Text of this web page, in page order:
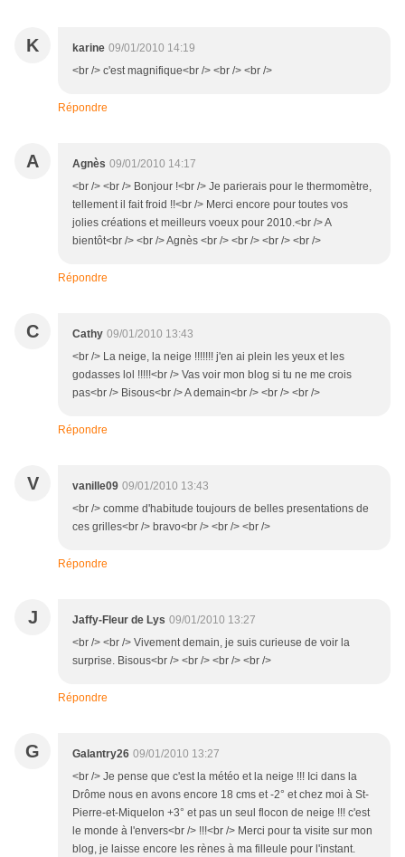
K karine 09/01/2010 14:19
<br /> c'est magnifique<br /> <br /> <br />
Répondre
A Agnès 09/01/2010 14:17
<br /> <br /> Bonjour !<br /> Je parierais pour le thermomètre,
tellement il fait froid !!<br /> Merci encore pour toutes vos
jolies créations et meilleurs voeux pour 2010.<br /> A
bientôt<br /> <br /> Agnès <br /> <br /> <br /> <br />
Répondre
C Cathy 09/01/2010 13:43
<br /> La neige, la neige !!!!!!! j'en ai plein les yeux et les
godasses lol !!!!!<br /> Vas voir mon blog si tu ne me crois
pas<br /> Bisous<br /> A demain<br /> <br /> <br />
Répondre
V vanille09 09/01/2010 13:43
<br /> comme d'habitude toujours de belles presentations de
ces grilles<br /> bravo<br /> <br /> <br />
Répondre
J Jaffy-Fleur de Lys 09/01/2010 13:27
<br /> <br /> Vivement demain, je suis curieuse de voir la
surprise. Bisous<br /> <br /> <br /> <br />
Répondre
G Galantry26 09/01/2010 13:27
<br /> Je pense que c'est la météo et la neige !!! Ici dans la
Drôme nous en avons encore 18 cms et -2° et chez moi à St-
Pierre-et-Miquelon +3° et pas un seul flocon de neige !!! c'est
le monde à l'envers<br /> !!!<br /> Merci pour ta visite sur mon
blog, je laisse encore les rènes à ma filleule pour l'instant.